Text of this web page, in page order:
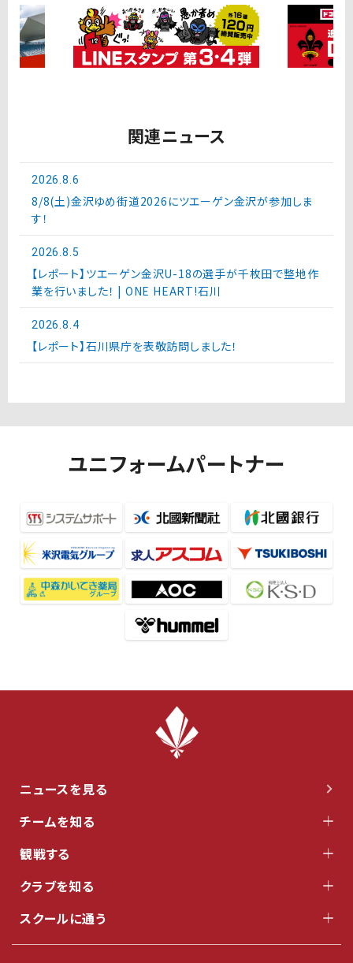
関連ニュース
2026.8.6
8/8(土)金沢ゆめ街道2026にツエーゲン金沢が参加しま
す！
2026.8.5
【レポート】ツエーゲン金沢U-18の選手が千枚田で整地作
業を行いました！ | ONE HEART!石川
2026.8.4
【レポート】石川県庁を表敬訪問しました！
ユニフォームパートナー
ニュースを見る
チームを知る
観戦する
クラブを知る
スクールに通う